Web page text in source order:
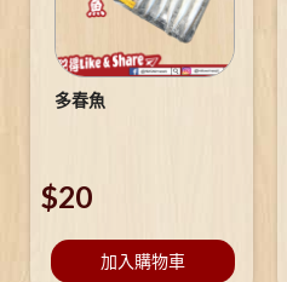
多春魚
$20
加入購物車